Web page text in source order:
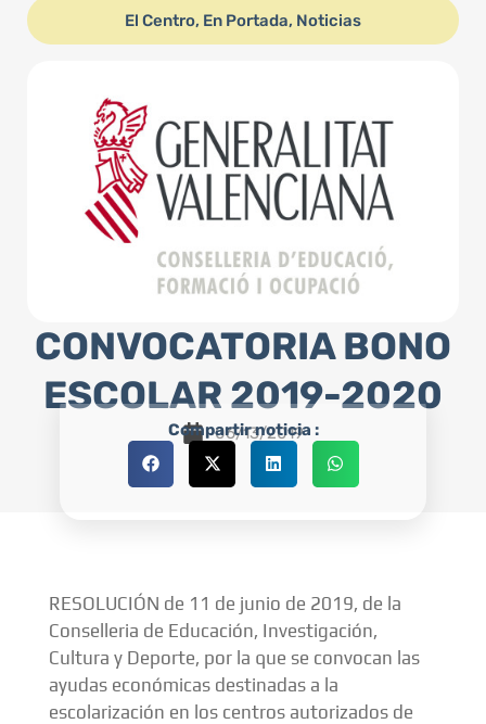
El Centro, En Portada, Noticias
CONVOCATORIA BONO
ESCOLAR 2019-2020
06/13/2019
Compartir noticia :
RESOLUCIÓN de 11 de junio de 2019, de la
Conselleria de Educación, Investigación,
Cultura y Deporte, por la que se convocan las
ayudas económicas destinadas a la
escolarización en los centros autorizados de